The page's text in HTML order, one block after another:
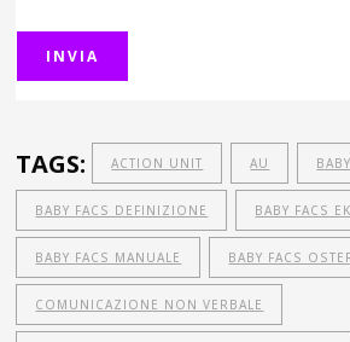
TAGS: ACTION UNIT AU
BABY FACS DEFINIZIONE BABY FACS
BABY FACS MANUALE BABY FACS
COMUNICAZIONE NON VERBALE